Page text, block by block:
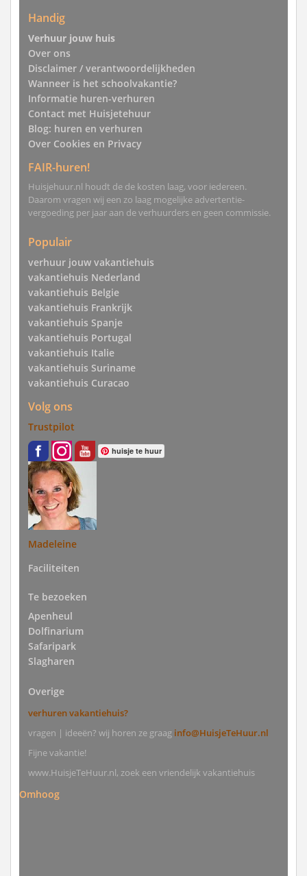
Handig
Verhuur jouw huis
Over ons
Disclaimer / verantwoordelijkheden
Wanneer is het schoolvakantie?
Informatie huren-verhuren
Contact met Huisjetehuur
Blog: huren en verhuren
Over Cookies en Privacy
FAIR-huren!
Huisjehuur.nl houdt de de kosten laag, voor iedereen.
Daarom vragen wij een zo laag mogelijke advertentie-
vergoeding per jaar aan de verhuurders en geen commissie.
Populair
verhuur jouw vakantiehuis
vakantiehuis Nederland
vakantiehuis Belgie
vakantiehuis Frankrijk
vakantiehuis Spanje
vakantiehuis Portugal
vakantiehuis Italie
vakantiehuis Suriname
vakantiehuis Curacao
Volg ons
Trustpilot
huisje te huur
Madeleine
Faciliteiten
Te bezoeken
Apenheul
Dolfinarium
Safaripark
Slagharen
Overige
verhuren vakantiehuis?
vragen | ideeën? wij horen ze graag info@HuisjeTeHuur.nl
Fijne vakantie!
www.HuisjeTeHuur.nl, zoek een vriendelijk vakantiehuis
Omhoog